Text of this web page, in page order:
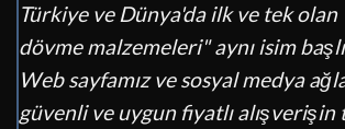
Türkiye ve Dünya'da ilk ve tek
dövme malzemeleri" aynı isim
Web sayfamız ve sosyal medya
güvenli ve uygun fiyatlı alışverişin